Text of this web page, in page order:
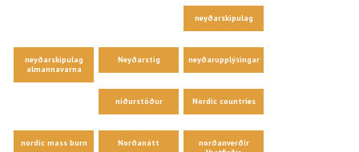
neyðarskipulag
neyðarskipulag
almannavarna
Neyðarstig neyðarupplýsingar
niðurstöður Nordic countries
nordic mass burn Norðanátt
norðanverðir